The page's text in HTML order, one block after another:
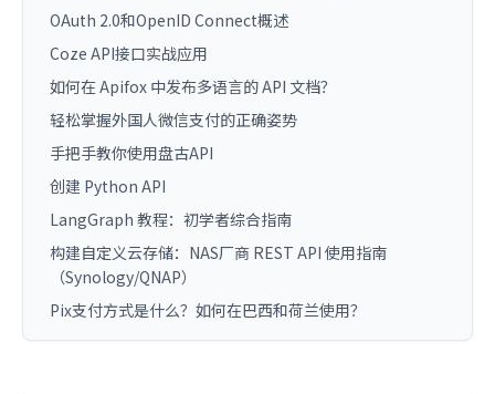
OAuth 2.0和OpenID Connect概述
Coze API接口实战应用
如何在 Apifox 中发布多语言的 API 文档？
轻松掌握外国人微信支付的正确姿势
手把手教你使用盘古API
创建 Python API
LangGraph 教程：初学者综合指南
构建自定义云存储：NAS厂商 REST API 使用指南
（Synology/QNAP）
Pix支付方式是什么？如何在巴西和荷兰使用？